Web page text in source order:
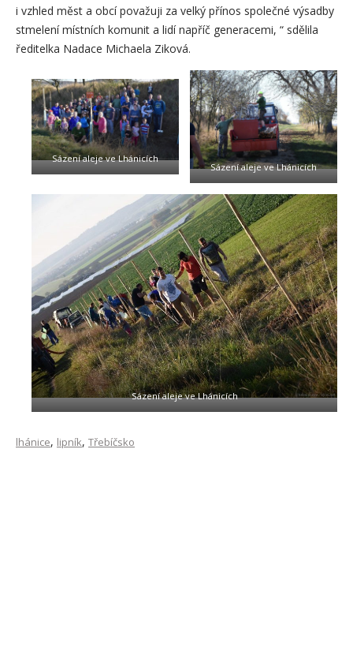
i vzhled měst a obcí považuji za velký přínos společné výsadby
stmelení místních komunit a lidí napříč generacemi, “ sdělila
ředitelka Nadace Michaela Ziková.
Sázení aleje ve Lhánicích
Sázení aleje ve Lhánicích
Sázení aleje ve Lhánicích
lhánice, lipník, Třebíčsko